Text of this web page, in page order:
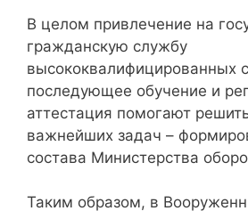
В целом привлечение на
гражданскую службу
высококвалифицированных
последующее обучение и
аттестация помогают
важнейших задач –
состава Министерства
Таким образом, в